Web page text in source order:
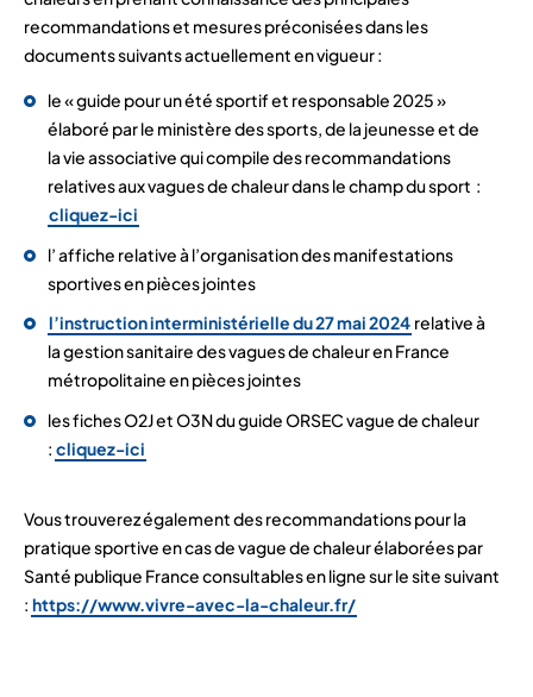
recommandations et mesures préconisées dans les
documents suivants actuellement en vigueur :
le « guide pour un été sportif et responsable 2025 »
élaboré par le ministère des sports, de la jeunesse et de
la vie associative qui compile des recommandations
relatives aux vagues de chaleur dans le champ du sport :
cliquez-ici
l’ affiche relative à l’organisation des manifestations
sportives en pièces jointes
l’instruction interministérielle du 27 mai 2024 relative à
la gestion sanitaire des vagues de chaleur en France
métropolitaine en pièces jointes
les fiches O2J et O3N du guide ORSEC vague de chaleur
: cliquez-ici
Vous trouverez également des recommandations pour la
pratique sportive en cas de vague de chaleur élaborées par
Santé publique France consultables en ligne sur le site suivant
: https://www.vivre-avec-la-chaleur.fr/